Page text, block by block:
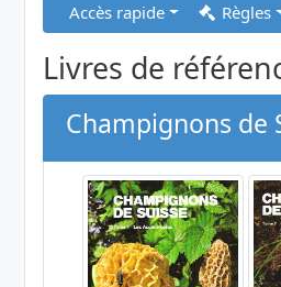
Accès rapide Règles
Livres de
Champignons de